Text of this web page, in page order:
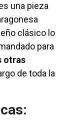
una pieza
clásico lo
para
otras
de toda la